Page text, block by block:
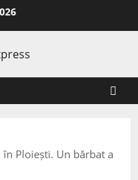
Ploiești. Un bărbat a